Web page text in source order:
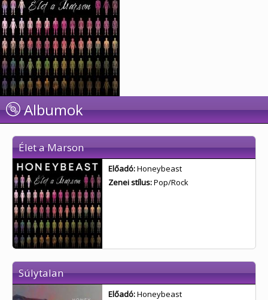
Albumok
Élet a Marson
Előadó:Honeybeast
Zenei stílus:Pop/Rock
Súlytalan
Előadó:Honeybeast